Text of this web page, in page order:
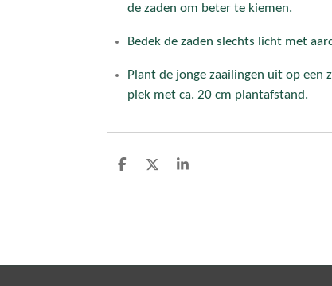
de zaden om beter te kiemen.
Bedek de zaden slechts licht met
Plant de jonge zaailingen uit op een
plek met ca. 20 cm plantafstand.
D
D
S